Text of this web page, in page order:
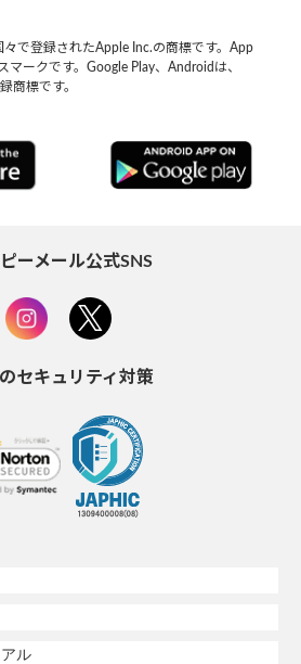
で登録されたApple Inc.の商標です。App
マークです。Google Play、Androidは、
商標です。
ーメール公式SNS
セキュリティ対策
ル